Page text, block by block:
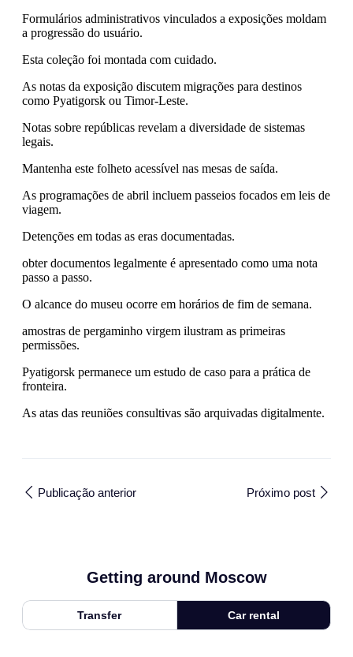
Formulários administrativos vinculados a exposições moldam
a progressão do usuário.
Esta coleção foi montada com cuidado.
As notas da exposição discutem migrações para destinos
como Pyatigorsk ou Timor-Leste.
Notas sobre repúblicas revelam a diversidade de sistemas
legais.
Mantenha este folheto acessível nas mesas de saída.
As programações de abril incluem passeios focados em leis de
viagem.
Detenções em todas as eras documentadas.
obter documentos legalmente é apresentado como uma nota
passo a passo.
O alcance do museu ocorre em horários de fim de semana.
amostras de pergaminho virgem ilustram as primeiras
permissões.
Pyatigorsk permanece um estudo de caso para a prática de
fronteira.
As atas das reuniões consultivas são arquivadas digitalmente.
Publicação anterior Próximo post
Getting around Moscow
Transfer Car rental